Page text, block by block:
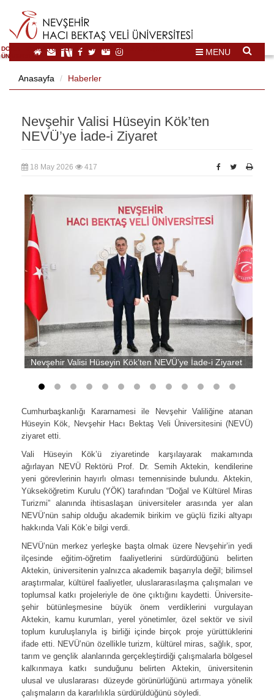
DOĞAL VE KÜLTÜREL MİRAS TURİZMİ İHTİSASLAŞMA
ÜNİVERSİTESİ
MENU
Anasayfa Haberler
Nevşehir Valisi Hüseyin Kök’ten
NEVÜ’ye İade-i Ziyaret
18 May 2026 417
Nevşehir Valisi Hüseyin Kök’ten NEVÜ’ye İade-i Ziyaret
Cumhurbaşkanlığı Kararnamesi ile Nevşehir Valiliğine atanan
Hüseyin Kök, Nevşehir Hacı Bektaş Veli Üniversitesini (NEVÜ)
ziyaret etti.
Vali Hüseyin Kök’ü ziyaretinde karşılayarak makamında
ağırlayan NEVÜ Rektörü Prof. Dr. Semih Aktekin, kendilerine
yeni görevlerinin hayırlı olması temennisinde bulundu. Aktekin,
Yükseköğretim Kurulu (YÖK) tarafından “Doğal ve Kültürel Miras
Turizmi” alanında ihtisaslaşan üniversiteler arasında yer alan
NEVÜ’nün sahip olduğu akademik birikim ve güçlü fiziki altyapı
hakkında Vali Kök’e bilgi verdi.
NEVÜ’nün merkez yerleşke başta olmak üzere Nevşehir’in yedi
ilçesinde eğitim-öğretim faaliyetlerini sürdürdüğünü belirten
Aktekin, üniversitenin yalnızca akademik başarıyla değil; bilimsel
araştırmalar, kültürel faaliyetler, uluslararasılaşma çalışmaları ve
toplumsal katkı projeleriyle de öne çıktığını kaydetti. Üniversite-
şehir bütünleşmesine büyük önem verdiklerini vurgulayan
Aktekin, kamu kurumları, yerel yönetimler, özel sektör ve sivil
toplum kuruluşlarıyla iş birliği içinde birçok proje yürüttüklerini
ifade etti. NEVÜ’nün özellikle turizm, kültürel miras, sağlık, spor,
tarım ve gençlik alanlarında gerçekleştirdiği çalışmalarla bölgesel
kalkınmaya katkı sunduğunu belirten Aktekin, üniversitenin
ulusal ve uluslararası düzeyde görünürlüğünü artırmaya yönelik
çalışmaların da kararlılıkla sürdürüldüğünü söyledi.